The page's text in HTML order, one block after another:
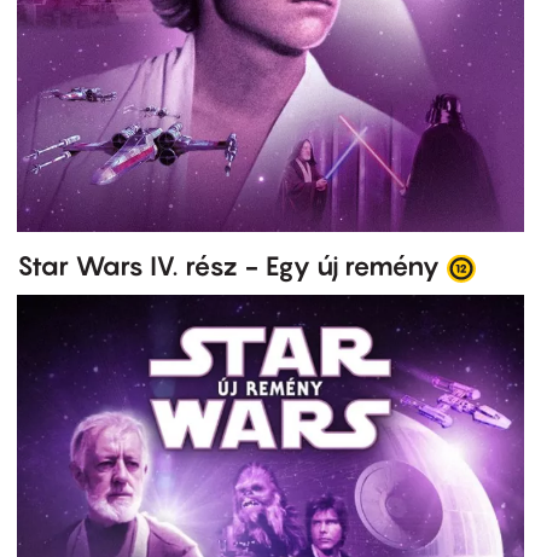
Star Wars IV. rész - Egy új remény